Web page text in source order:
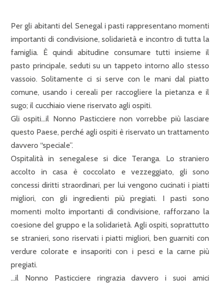
Per gli abitanti del Senegal i pasti rappresentano momenti
importanti di condivisione, solidarietà e incontro di tutta la
famiglia. È quindi abitudine consumare tutti insieme il
pasto principale, seduti su un tappeto intorno allo stesso
vassoio. Solitamente ci si serve con le mani dal piatto
comune, usando i cereali per raccogliere la pietanza e il
sugo; il cucchiaio viene riservato agli ospiti.
Gli ospiti…il Nonno Pasticciere non vorrebbe più lasciare
questo Paese, perché agli ospiti è riservato un trattamento
davvero “speciale”.
Ospitalità in senegalese si dice Teranga. Lo straniero
accolto in casa è coccolato e vezzeggiato, gli sono
concessi diritti straordinari, per lui vengono cucinati i piatti
migliori, con gli ingredienti più pregiati. I pasti sono
momenti molto importanti di condivisione, rafforzano la
coesione del gruppo e la solidarietà. Agli ospiti, soprattutto
se stranieri, sono riservati i piatti migliori, ben guarniti con
verdure colorate e insaporiti con i pesci e la carne più
pregiati.
…il Nonno Pasticciere ringrazia davvero i suoi amici